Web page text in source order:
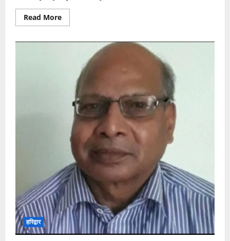
Read MoreRead
more
इक्यावन
कवियों
सम्मान
हरिद्वार